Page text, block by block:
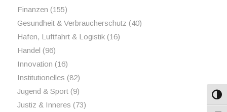
Finanzen (155)
Gesundheit & Verbraucherschutz (40)
Hafen, Luftfahrt & Logistik(16)
Handel (96)
Innovation (16)
Institutionelles (82)
Jugend & Sport(9)
Justiz & Inneres (73)